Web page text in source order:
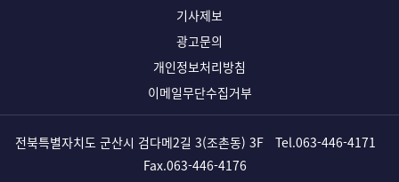
기사제보
광고문의
개인정보처리방침
이메일무단수집거부
전북특별자치도 군산시 검다메2길 3(조촌동) 3F Tel.063-446-4171
Fax.063-446-4176